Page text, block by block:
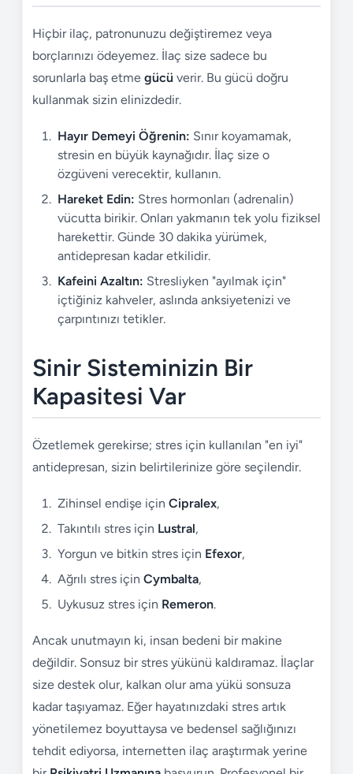
Hiçbir ilaç, patronunuzu değiştiremez veya
borçlarınızı ödeyemez. İlaç size sadece bu
sorunlarla baş etme gücü verir. Bu gücü doğru
kullanmak sizin elinizdedir.
Hayır Demeyi Öğrenin: Sınır koyamamak,
stresin en büyük kaynağıdır. İlaç size o
özgüveni verecektir, kullanın.
Hareket Edin: Stres hormonları (adrenalin)
vücutta birikir. Onları yakmanın tek yolu fiziksel
harekettir. Günde 30 dakika yürümek,
antidepresan kadar etkilidir.
Kafeini Azaltın: Stresliyken "ayılmak için"
içtiğiniz kahveler, aslında anksiyetenizi ve
çarpıntınızı tetikler.
Sinir Sisteminizin Bir
Kapasitesi Var
Özetlemek gerekirse; stres için kullanılan "en iyi"
antidepresan, sizin belirtilerinize göre seçilendir.
Zihinsel endişe için Cipralex,
Takıntılı stres için Lustral,
Yorgun ve bitkin stres için Efexor,
Ağrılı stres için Cymbalta,
Uykusuz stres için Remeron.
Ancak unutmayın ki, insan bedeni bir makine
değildir. Sonsuz bir stres yükünü kaldıramaz. İlaçlar
size destek olur, kalkan olur ama yükü sonsuza
kadar taşıyamaz. Eğer hayatınızdaki stres artık
yönetilemez boyuttaysa ve bedensel sağlığınızı
tehdit ediyorsa, internetten ilaç araştırmak yerine